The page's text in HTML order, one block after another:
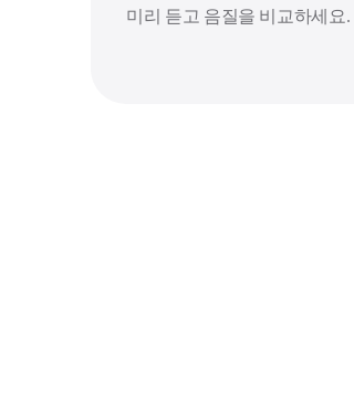
미리 듣고 음질을 비교하세요.